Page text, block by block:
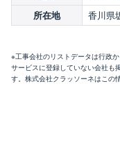
所在地 香川県
※工事会社のリストデータは行政
サービスに登録していない会社も
す。株式会社クラッソーネはこの